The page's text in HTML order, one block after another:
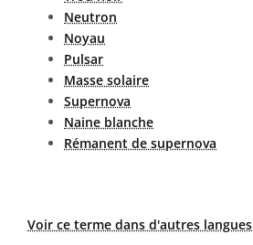
Neutron
Noyau
Pulsar
Masse solaire
Supernova
Naine blanche
Rémanent de supernova
Voir ce terme dans d'autres langues